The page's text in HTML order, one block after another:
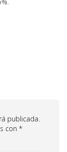
publicada.
con *